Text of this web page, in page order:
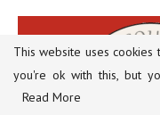
This website uses
you're ok with this, but
Read More